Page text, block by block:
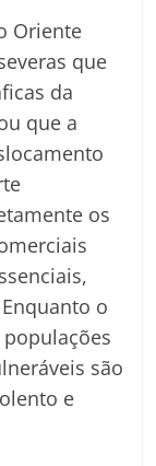
Oriente
que
da
que a
os
o
são
e